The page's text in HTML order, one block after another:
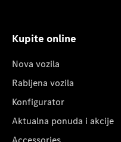
Kupite online
Nova vozila
Rabljena vozila
Konfigurator
Aktualna ponuda i akcije